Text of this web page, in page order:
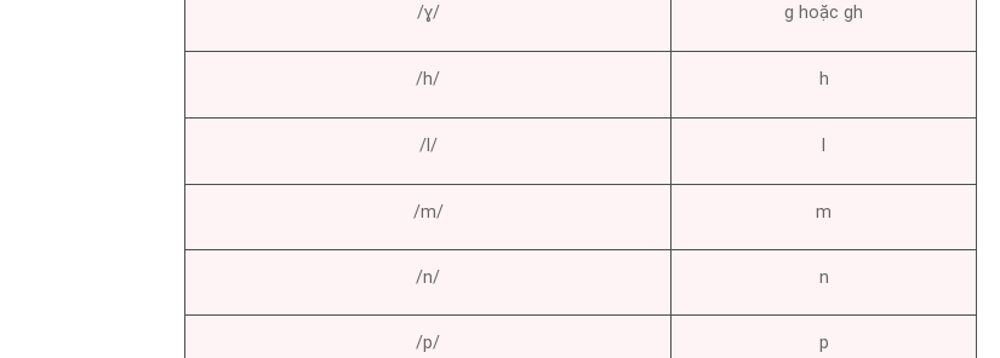
/ɣ/ g hoặc gh
/h/ h
/l/
/m/ m
/n/ n
/p/ p